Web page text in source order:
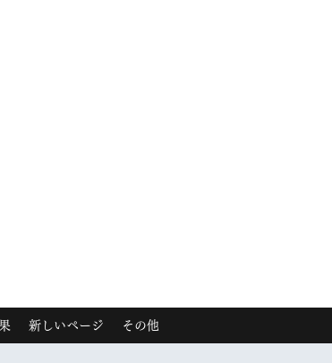
新しいページ その他